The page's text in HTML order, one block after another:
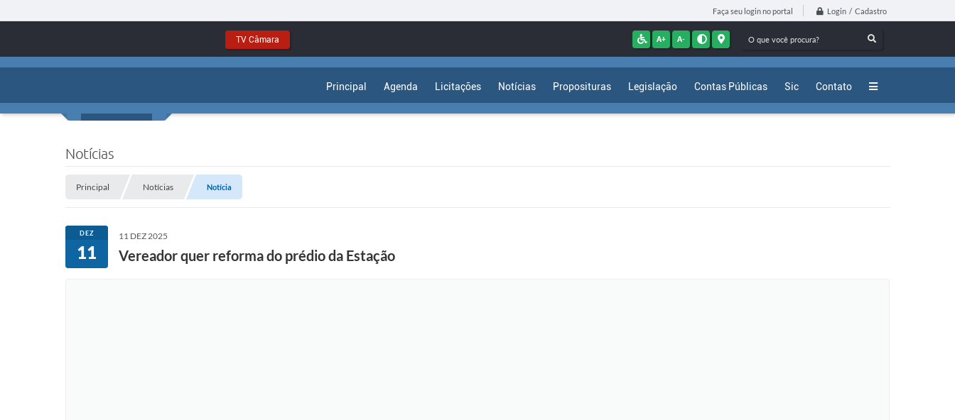
Faça seu login no portal Login / Cadastro
TV Câmara A+ A-
Principal Agenda Licitações Notícias Proposituras Legislação Contas Públicas Sic Contato
Notícias
Principal Notícias Notícia
DEZ
11
11 DEZ 2025
Vereador quer reforma do prédio da Estação